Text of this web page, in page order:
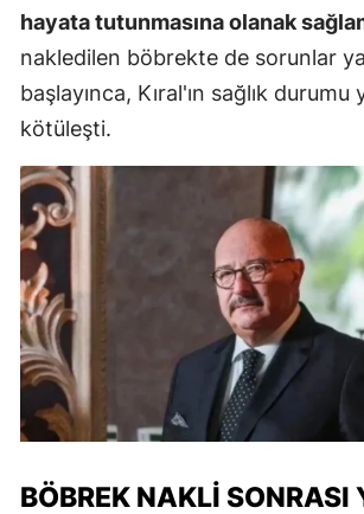
hayata tutunmasına olanak
nakledilen böbrekte de sorunlar
başlayınca, Kıral'ın sağlık durumu
kötüleşti.
BÖBREK NAKLI SONRASI